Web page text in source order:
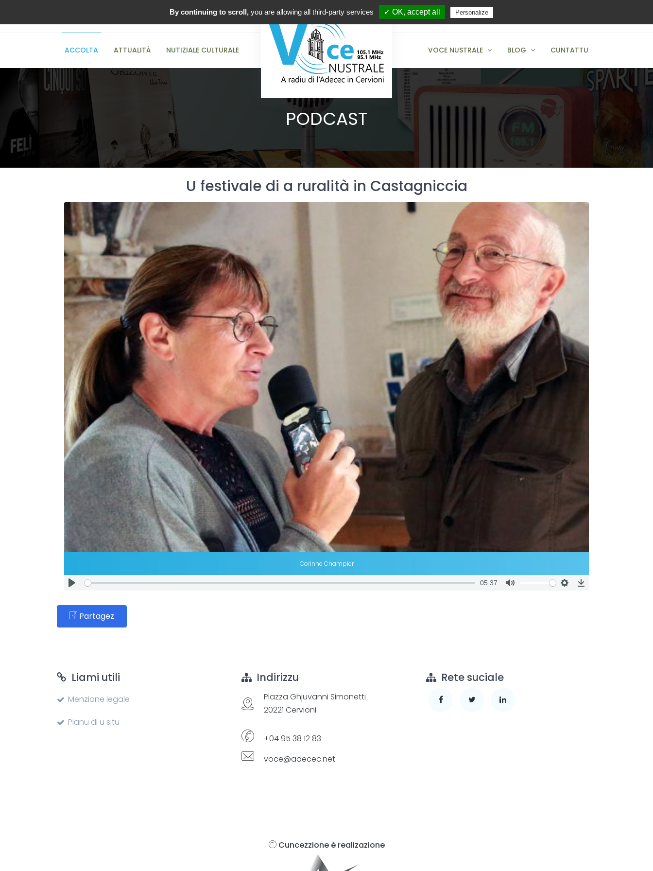
ACCOLTA ATTUALITÀ NUTIZIALE CULTURALE VOCE NUSTRALE BLOG CUNTATTU
PODCAST
U festivale di a ruralità in Castagniccia
Corinne Champier
05:37
Partagez
Liami utili
Menzione legale
Pianu di u situ
Indirizzu
Piazza Ghjuvanni Simonetti
20221 Cervioni
+04 95 38 12 83
voce@adecec.net
Rete suciale
Cuncezzione è realizazione
By continuing to scroll, you are allowing all third-party services ✓ OK, accept all Personalize